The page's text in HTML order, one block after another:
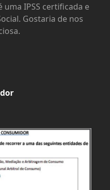
uma IPSS certificada e
Gostaria de nos